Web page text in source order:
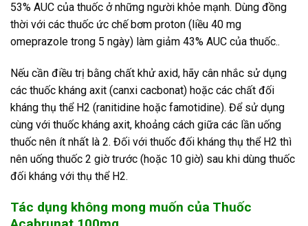
53% AUC của thuốc ở những người khỏe mạnh. Dùng đồng
thời với các thuốc ức chế bơm proton (liều 40 mg
omeprazole trong 5 ngày) làm giảm 43% AUC của thuốc..
Nếu cần điều trị bằng chất khử axid, hãy cân nhắc sử dụng
các thuốc kháng axit (canxi cacbonat) hoặc các chất đối
kháng thụ thể H2 (ranitidine hoặc famotidine). Để sử dụng
cùng với thuốc kháng axit, khoảng cách giữa các lần uống
thuốc nên ít nhất là 2. Đối với thuốc đối kháng thụ thể H2 thì
nên uống thuốc 2 giờ trước (hoặc 10 giờ) sau khi dùng thuốc
đối kháng với thụ thể H2.
Tác dụng không mong muốn của Thuốc